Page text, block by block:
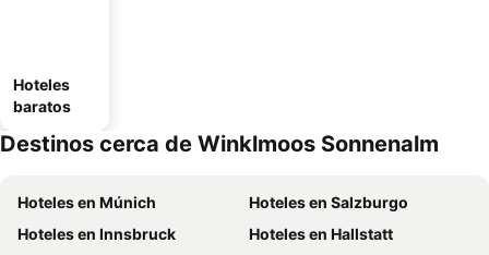
Hoteles
baratos
Destinos cerca de Winklmoos Sonnenalm
Hoteles en Múnich
Hoteles en Salzburgo
Hoteles en Innsbruck
Hoteles en Hallstatt